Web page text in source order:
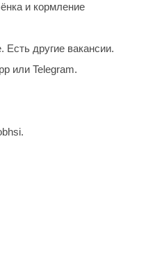
и кормление
Есть другие вакансии.
или Telegram.